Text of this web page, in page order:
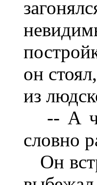
он
из
-- А
словно
Он